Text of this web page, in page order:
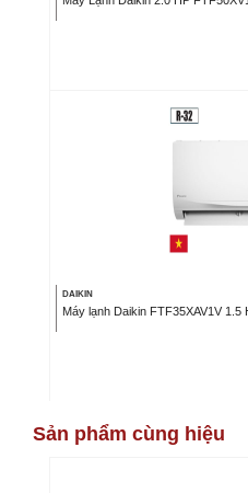
DAIKIN
Máy lạnh Daikin FTF35XAV1V
Sản phẩm cùng hiệu